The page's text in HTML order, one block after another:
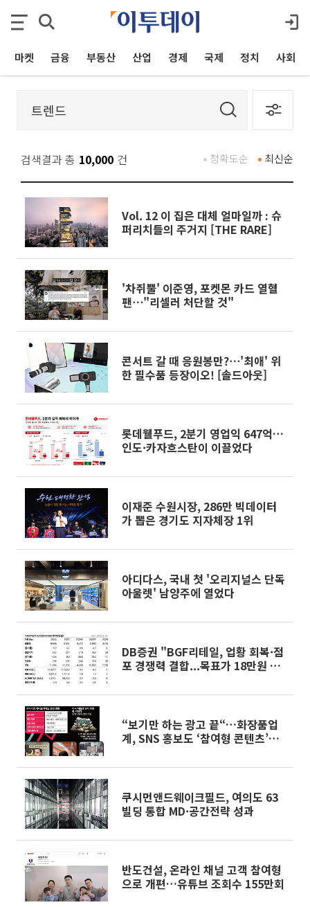
마켓 금융 부동산 산업 경제 국제 정치 사회
검색결과 총 10,000 건 최신순
정확도순
Vol. 12 이 집은 대체 얼마일까 : 슈
퍼리치들의 주거지 [THE RARE]
'차쥐뿔' 이준영, 포켓몬 카드 열혈
팬⋯"리셀러 처단할 것"
콘서트 갈 때 응원봉만?⋯'최애' 위
한 필수품 등장이오! [솔드아웃]
롯데웰푸드, 2분기 영업익 647억…
인도·카자흐스탄이 이끌었다
이재준 수원시장, 286만 빅데이터
가 뽑은 경기도 지자체장 1위
아디다스, 국내 첫 '오리지널스 단독
아울렛' 남양주에 열었다
DB증권 "BGF리테일, 업황 회복·점
포 경쟁력 결합...목표가 18만원 상
“보기만 하는 광고 끝“…화장품업
계, SNS 홍보도 ‘참여형 콘텐츠’로
쿠시먼앤드웨이크필드, 여의도 63
빌딩 통합 MD·공간전략 성과
반도건설, 온라인 채널 고객 참여형
으로 개편…유튜브 조회수 155만회